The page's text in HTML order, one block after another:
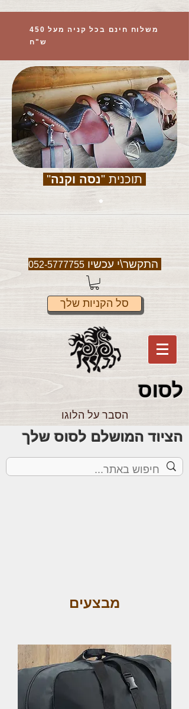
משלוח חינם בכל קניה מעל 450
ש"ח
תוכנית "נסה וקנה"
התקשר\י עכשיו052-5777755
סל הקניות שלך
לסוס
הסבר על הלוגו
הציוד המושלם לסוס שלך
מבצעים